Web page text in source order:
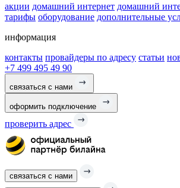
акции домашний интернет домашний
тарифы оборудование дополнительные
информация
контакты провайдеры по адресу статьи
+7 499 495 49 90
связаться с нами
оформить подключение
проверить адрес
связаться с нами